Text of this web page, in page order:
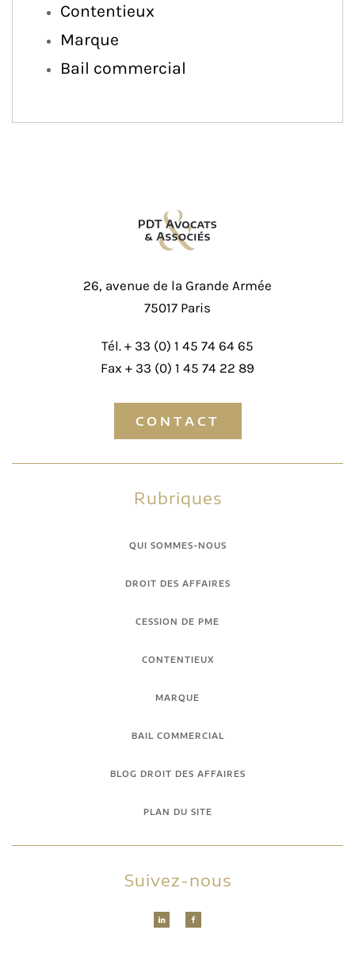
Contentieux
Marque
Bail commercial
26, avenue de la Grande Armée
75017 Paris
Tél. + 33 (0) 1 45 74 64 65
Fax + 33 (0) 1 45 74 22 89
CONTACT
Rubriques
QUI SOMMES-NOUS
DROIT DES AFFAIRES
CESSION DE PME
CONTENTIEUX
MARQUE
BAIL COMMERCIAL
BLOG DROIT DES AFFAIRES
PLAN DU SITE
Suivez-nous